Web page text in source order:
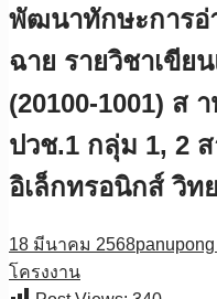
พัฒนาทักษะการอ่
ฉาย รายวิชาเขีย
(20100-1001) ส
ปวช.1 กลุ่ม 1, 2
อิเล็กทรอนิกส์ วิท
18 มีนาคม 2568
โครงงาน